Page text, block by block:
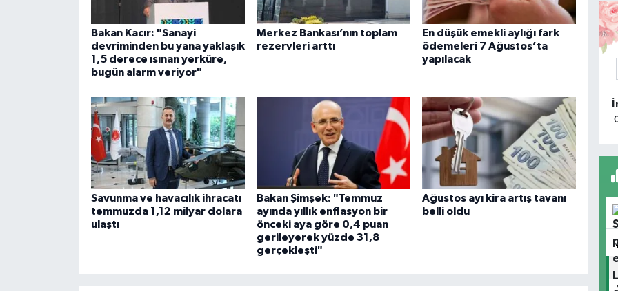
Bakan Kacır: "Sanayi
devriminden bu yana yaklaşık
1,5 derece ısınan yerküre,
bugün alarm veriyor"
Merkez Bankası’nın toplam
rezervleri arttı
En düşük emekli aylığı fark
ödemeleri 7 Ağustos’ta
yapılacak
Savunma ve havacılık ihracatı
temmuzda 1,12 milyar dolara
ulaştı
Bakan Şimşek: "Temmuz
ayında yıllık enflasyon bir
önceki aya göre 0,4 puan
gerileyerek yüzde 31,8
gerçekleşti"
Ağustos ayı kira artış tavanı
belli oldu